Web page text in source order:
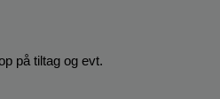
på tiltag og evt.